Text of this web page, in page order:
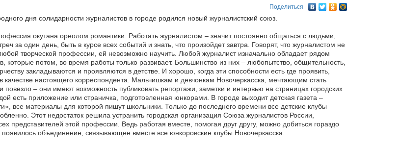
Поделиться
дня солидарности журналистов в городе родился новый журналистский союз.
окутана ореолом романтики. Работать журналистом – значит постоянно общаться с людьми,
за один день, быть в курсе всех событий и знать, что произойдет завтра. Говорят, что журналистом не
творческой профессии, ей невозможно научить. Любой журналист изначально обладает рядом
которые потом, во время работы только развивает. Большинство из них – любопытство, общительность,
закладываются и проявляются в детстве. И хорошо, когда эти способности есть где проявить,
качестве настоящего корреспондента. Мальчишкам и девчонкам Новочеркасска, мечтающим стать
повезло – они имеют возможность публиковать репортажи, заметки и интервью на страницах городских
есть приложение или страничка, подготовленная юнкорами. В городе выходит детская газета –
все материалы для которой пишут школьники. Только до последнего времени все детские клубы
Этот недостаток решила устранить городская организация Союза журналистов России,
представителей этой профессии. Ведь работая вместе, помогая друг другу, можно добиться гораздо
объединение, связывающее вместе все юнкоровские клубы Новочеркасска.